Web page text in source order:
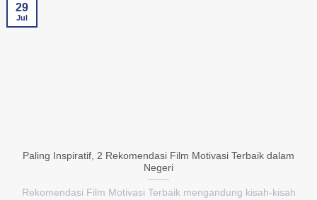
Paling Inspiratif, 2 Rekomendasi Film Motivasi Terbaik dalam
Negeri
Rekomendasi Film Motivasi Terbaik mengandung kisah-kisah
29
Jul